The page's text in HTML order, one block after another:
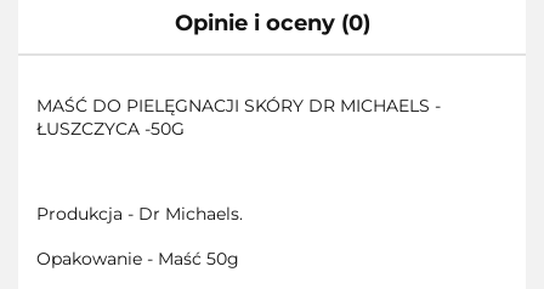
Opinie i oceny (0)
MAŚĆ DO PIELĘGNACJI SKÓRY DR MICHAELS -
ŁUSZCZYCA -50G
Produkcja - Dr Michaels.
Opakowanie - Maść 50g